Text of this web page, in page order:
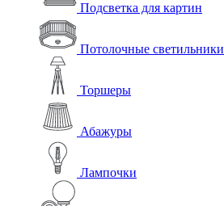
Подсветка для картин
Потолочные светильники
Торшеры
Абажуры
Лампочки